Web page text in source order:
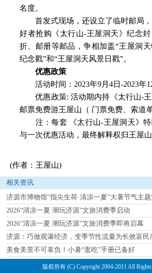
名度。
首发式现场，还设立了临时邮局，
好者抢购《太行山-王屋洞天》纪念
折、邮册等邮品，争相加盖“王屋洞
纪念戳”和“王屋洞天风景日戳”。
优惠政策
活动时间：2023年9月4日-2023年
优惠政策: 活动期内持《太行山-王
邮票免费游王屋山（ 门票免费、索道
注：每套 《太行山-王屋洞天》特
与一次优惠活动，最终解释权归王屋山
(作者：王屋山)
相关资讯
济源市博物馆“指尖生荷·清凉一夏”大暑节气主
2026“清凉一夏 潮玩济源”文旅消费季启动
2026“清凉一夏 潮玩济源”文旅消费季即将启幕
济源：巧做观瀑经济，变季节性流量为长效富民
美食美景不可辜负！小暑“逛吃”手册已备好
版权所有 (C) Copyright 2004-2011 All Rights